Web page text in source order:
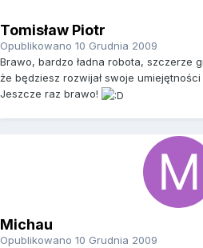
Tomisław Piotr
Opublikowano 10 Grudnia 2009
Brawo, bardzo ładna robota, szczerze
że będziesz rozwijał swoje
Jeszcze raz brawo!
Michau
Opublikowano 10 Grudnia 2009